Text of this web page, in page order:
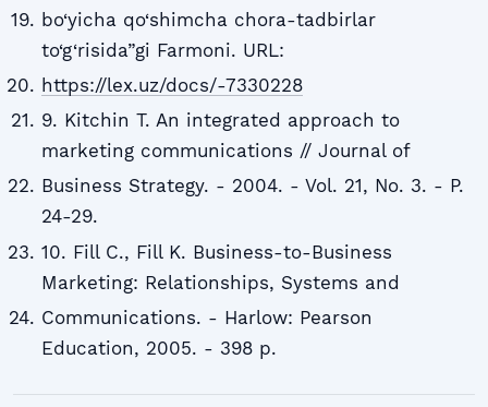
bo‘yicha qo‘shimcha chora-tadbirlar
to‘g‘risida”gi Farmoni. URL:
https://lex.uz/docs/-7330228
9. Kitchin T. An integrated approach to
marketing communications // Journal of
Business Strategy. - 2004. - Vol. 21, No. 3. - P.
24-29.
10. Fill C., Fill K. Business-to-Business
Marketing: Relationships, Systems and
Communications. - Harlow: Pearson
Education, 2005. - 398 p.